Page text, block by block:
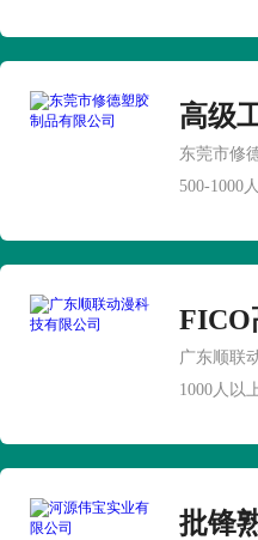
高级
东莞市修
500-1000人
FICO
广东顺联
1000人以
批锋